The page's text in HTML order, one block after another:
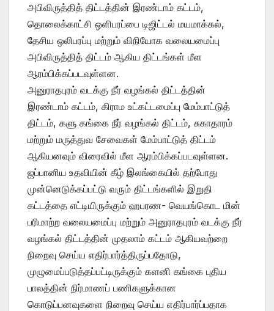
அபிவிருத்தித் திட்டத்தின் இரண்டாம் கட்டம்,
தொலைக்காட்சி ஒளிபரப்பை டிஜிட்டல் மயமாக்கல்,
தேசிய ஒலிபரப்பு மற்றும் விநியோக வலையமைப்பு
அபிவிருத்தித் திட்டம் ஆகிய திட்டங்கள் மீள
ஆரம்பிக்கப்படவுள்ளன.
அனுராதபுரம் வடக்கு நீர் வழங்கல் திட்டத்தின்
இரண்டாம் கட்டம், கிராம உட்கட்டமைப்பு மேம்பாட்டுத்
திட்டம், களு கங்கை நீர் வழங்கல் திட்டம், சுகாதாரம்
மற்றும் மருத்துவ சேவைகள் மேம்பாட்டுத் திட்டம்
ஆகியனவும் விரைவில் மீள ஆரம்பிக்கப்படவுள்ளன.
ஜப்பானிய உதவியின் கீழ் இலங்கையில் தற்போது
முன்னெடுக்கப்பட்டு வரும் திட்டங்களில் இறுதி
கட்டத்தை எட்டியிருக்கும் ஹபரண- வெயங்கொட மின்
பரிமாற்ற வலையமைப்பு மற்றும் அனுராதபுரம் வடக்கு நீர்
வழங்கல் திட்டத்தின் முதலாம் கட்டம் ஆகியவற்றை
நிறைவு செய்ய எதிர்பார்த்திருப்பதோடு,
முழுமைப்படுத்தப்பட்டிருக்கும் களனி கங்கை புதிய
பாலத்தின் நிர்மாணப் பணிகளுக்கான
கொடுப்பனவுகளை நிறைவு செய்ய எதிர்பார்ப்பதாக